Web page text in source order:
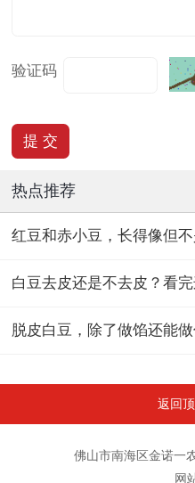
验证码
热点推荐
红豆和赤小豆，长得像但
白豆去皮还是不去皮？看
脱皮白豆，除了做馅还能做
返回
佛山市南海区金诺一
网